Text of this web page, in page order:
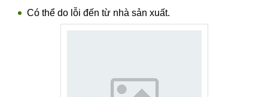
Có thể do lỗi đến từ nhà sản xuất.